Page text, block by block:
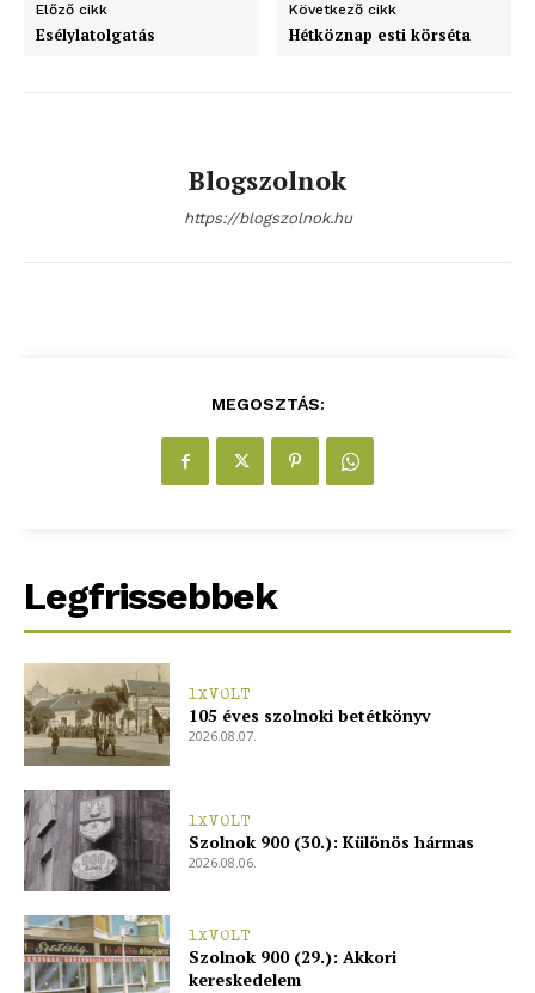
Hasznos
bSZ fiók
Előfizetés
Kapcsolat
Adatkezelési tájékoztató
Hirdetés
Előző cikk
Esélylatolgatás
Következő cikk
Hétköznap esti körséta
Blogszolnok
https://blogszolnok.hu
MEGOSZTÁS:
Legfrissebbek
1XVOLT
105 éves szolnoki betétkönyv
2026.08.07.
1XVOLT
Szolnok 900 (30.): Különös hármas
2026.08.06.
1XVOLT
Szolnok 900 (29.): Akkori
kereskedelem